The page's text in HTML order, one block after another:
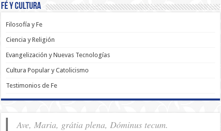
Fé y Cultura
Filosofía y Fe
Ciencia y Religión
Evangelización y Nuevas Tecnologías
Cultura Popular y Catolicismo
Testimonios de Fe
Ave, Maria, grátia plena, Dóminus tecum.